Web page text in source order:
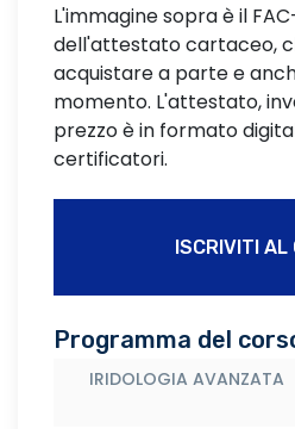
L'immagine sopra è il
dell'attestato cartaceo,
acquistare a parte e
momento. L'attestato,
prezzo è in formato
certificatori.
ISCRIVITI AL
Programma del
IRIDOLOGIA AVANZATA